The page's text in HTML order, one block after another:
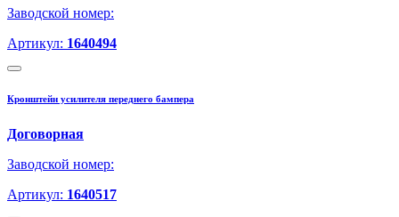
Заводской номер:
Артикул: 1640494
Кронштейн усилителя переднего бампера
Договорная
Заводской номер:
Артикул: 1640517